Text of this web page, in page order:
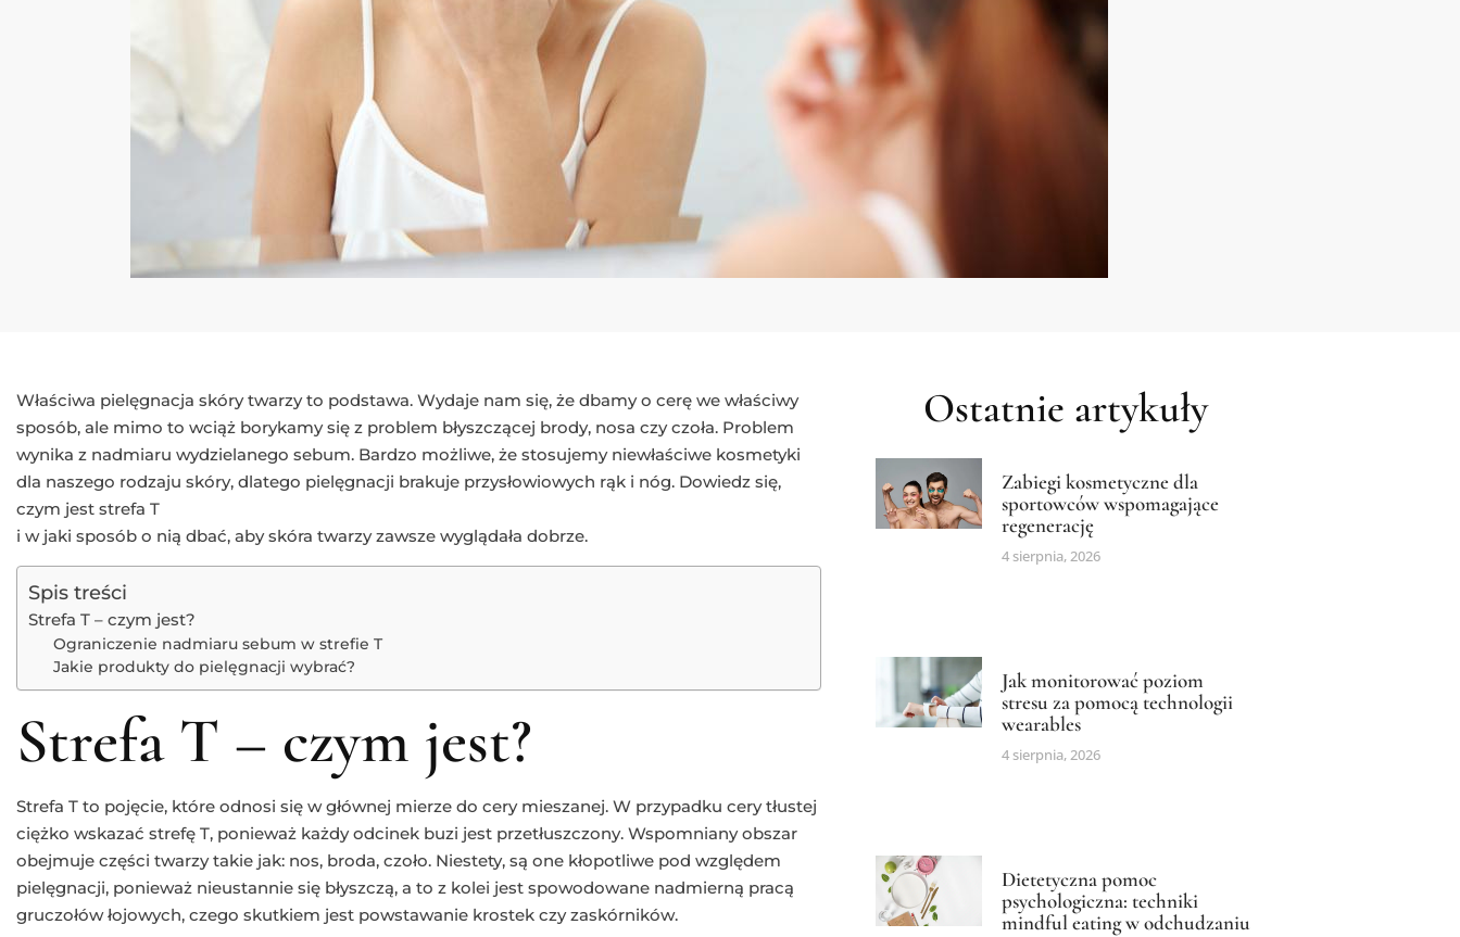
Właściwa pielęgnacja skóry twarzy to podstawa. Wydaje nam się, że dbamy o cerę we właściwy
sposób, ale mimo to wciąż borykamy się z problem błyszczącej brody, nosa czy czoła. Problem
wynika z nadmiaru wydzielanego sebum. Bardzo możliwe, że stosujemy niewłaściwe kosmetyki
dla naszego rodzaju skóry, dlatego pielęgnacji brakuje przysłowiowych rąk i nóg. Dowiedz się,
czym jest strefa T
i w jaki sposób o nią dbać, aby skóra twarzy zawsze wyglądała dobrze.
Spis treści
Strefa T – czym jest?
Ograniczenie nadmiaru sebum w strefie T
Jakie produkty do pielęgnacji wybrać?
Strefa T – czym jest?
Strefa T to pojęcie, które odnosi się w głównej mierze do cery mieszanej. W przypadku cery tłustej
ciężko wskazać strefę T, ponieważ każdy odcinek buzi jest przetłuszczony. Wspomniany obszar
obejmuje części twarzy takie jak: nos, broda, czoło. Niestety, są one kłopotliwe pod względem
pielęgnacji, ponieważ nieustannie się błyszczą, a to z kolei jest spowodowane nadmierną pracą
gruczołów łojowych, czego skutkiem jest powstawanie krostek czy zaskórników.
Ostatnie artykuły
Zabiegi kosmetyczne dla
sportowców wspomagające
regenerację
4 sierpnia, 2026
Jak monitorować poziom
stresu za pomocą technologii
wearables
4 sierpnia, 2026
Dietetyczna pomoc
psychologiczna: techniki
mindful eating w odchudzaniu